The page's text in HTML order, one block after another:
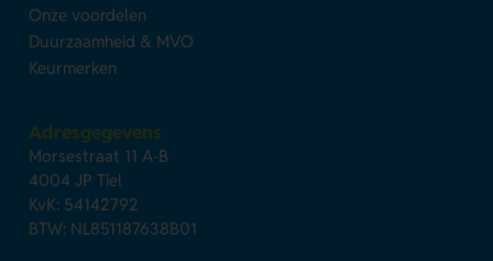
Onze voordelen
Duurzaamheid & MVO
Keurmerken
Adresgegevens
Morsestraat 11 A-B
4004 JP Tiel
KvK: 54142792
BTW: NL851187638B01